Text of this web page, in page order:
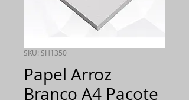
SKU: SH1350
Papel Arroz
Branco A4 Pacote